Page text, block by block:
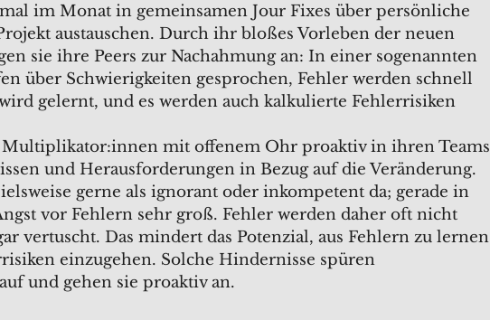
im Monat in gemeinsamen Jour Fixes über persönliche
austauschen. Durch ihr bloßes Vorleben der neuen
sie ihre Peers zur Nachahmung an: In einer sogenannten
über Schwierigkeiten gesprochen, Fehler werden schnell
gelernt, und es werden auch kalkulierte Fehlerrisiken
mit offenem Ohr proaktiv in ihren Teams
und Herausforderungen in Bezug auf die Veränderung.
gerne als ignorant oder inkompetent da; gerade in
vor Fehlern sehr groß. Fehler werden daher oft nicht
vertuscht. Das mindert das Potenzial, aus Fehlern zu lernen
einzugehen. Solche Hindernisse spüren
und gehen sie proaktiv an.